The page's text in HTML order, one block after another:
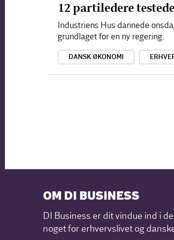
12 partiledere
Industriens Hus dannede
grundlaget for en ny regering.
DANSK ØKONOMI
OM DI BUSINESS
DI Business er dit vindue ind i
noget for erhvervslivet og